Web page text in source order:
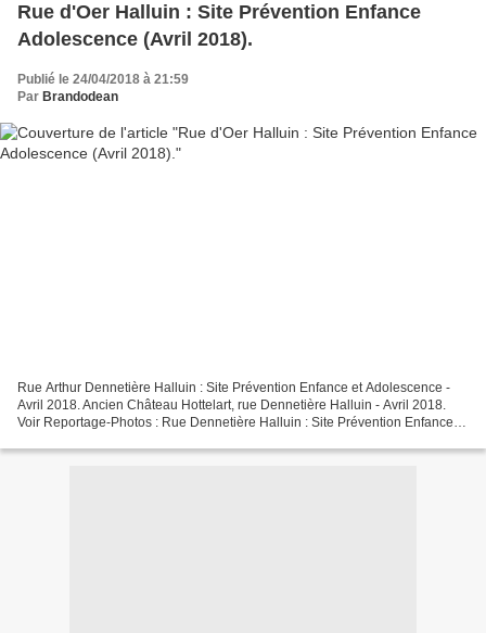
Rue d'Oer Halluin : Site Prévention Enfance
Adolescence (Avril 2018).
Publié le 24/04/2018 à 21:59
Par Brandodean
Rue Arthur Dennetière Halluin : Site Prévention Enfance et Adolescence -
Avril 2018. Ancien Château Hottelart, rue Dennetière Halluin - Avril 2018.
Voir Reportage-Photos : Rue Dennetière Halluin : Site Prévention Enfance